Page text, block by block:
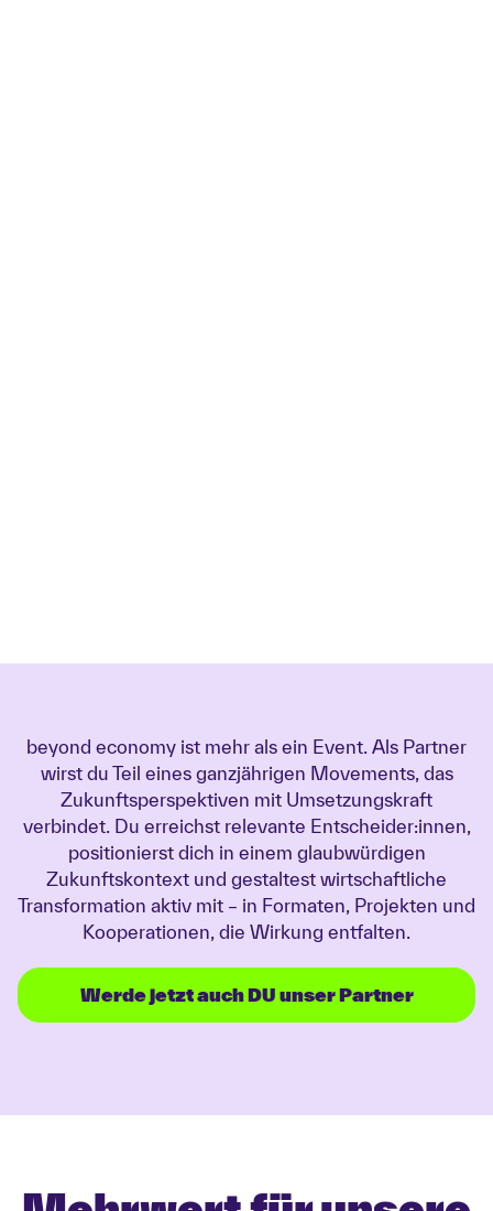
beyond economy ist mehr als ein Event. Als Partner
wirst du Teil eines ganzjährigen Movements, das
Zukunftsperspektiven mit Umsetzungskraft
verbindet. Du erreichst relevante Entscheider:innen,
positionierst dich in einem glaubwürdigen
Zukunftskontext und gestaltest wirtschaftliche
Transformation aktiv mit – in Formaten, Projekten und
Kooperationen, die Wirkung entfalten.
Werde jetzt auch DU unser Partner